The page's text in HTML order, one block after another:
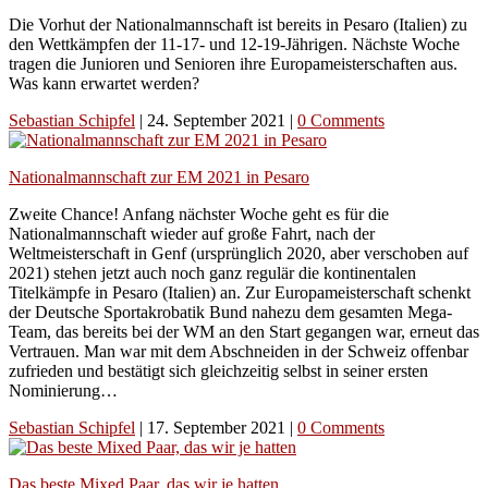
Die Vorhut der Nationalmannschaft ist bereits in Pesaro (Italien) zu
den Wettkämpfen der 11-17- und 12-19-Jährigen. Nächste Woche
tragen die Junioren und Senioren ihre Europameisterschaften aus.
Was kann erwartet werden?
Sebastian Schipfel | 24. September 2021 | 0 Comments
Nationalmannschaft zur EM 2021 in Pesaro
Zweite Chance! Anfang nächster Woche geht es für die
Nationalmannschaft wieder auf große Fahrt, nach der
Weltmeisterschaft in Genf (ursprünglich 2020, aber verschoben auf
2021) stehen jetzt auch noch ganz regulär die kontinentalen
Titelkämpfe in Pesaro (Italien) an. Zur Europameisterschaft schenkt
der Deutsche Sportakrobatik Bund nahezu dem gesamten Mega-
Team, das bereits bei der WM an den Start gegangen war, erneut das
Vertrauen. Man war mit dem Abschneiden in der Schweiz offenbar
zufrieden und bestätigt sich gleichzeitig selbst in seiner ersten
Nominierung…
Sebastian Schipfel | 17. September 2021 | 0 Comments